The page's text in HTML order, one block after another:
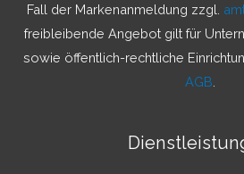
h
Fall der Markenanmeldung zzgl.
freibleibende Angebot gilt für
sowie öffentlich-rechtliche
AGB